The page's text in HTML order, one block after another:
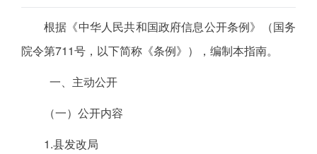
根据《中华人民共和国政府信息公开条例》（国务
院令第711号，以下简称《条例》），编制本指南。
一、主动公开
（一）公开内容
1.县发改局